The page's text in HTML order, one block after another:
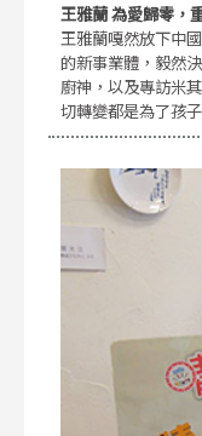
王雅蘭 為愛歸零，
王雅蘭嘎然放下中
的新事業體，毅然
廚神，以及專訪米
切轉變都是為了孩子